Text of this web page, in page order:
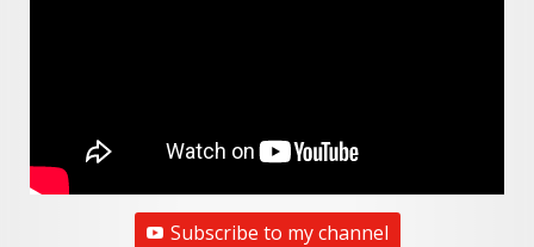
Subscribe to my channel